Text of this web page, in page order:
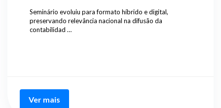
Seminário evoluiu para formato híbrido e digital,
preservando relevância nacional na difusão da
contabilidad …
Ver mais